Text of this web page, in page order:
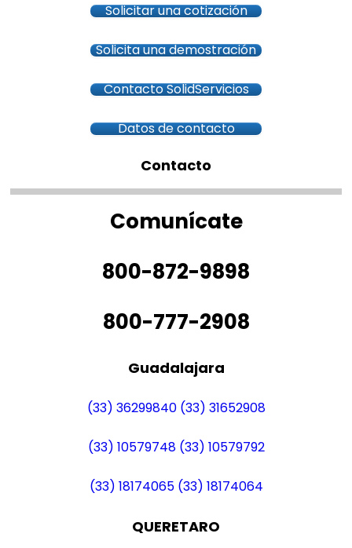
Solicitar una cotización
Solicita una demostración
Contacto SolidServicios
Datos de contacto
Contacto
Comunícate
800-872-9898
800-777-2908
Guadalajara
(33) 36299840 (33) 31652908
(33) 10579748 (33) 10579792
(33) 18174065 (33) 18174064
QUERETARO